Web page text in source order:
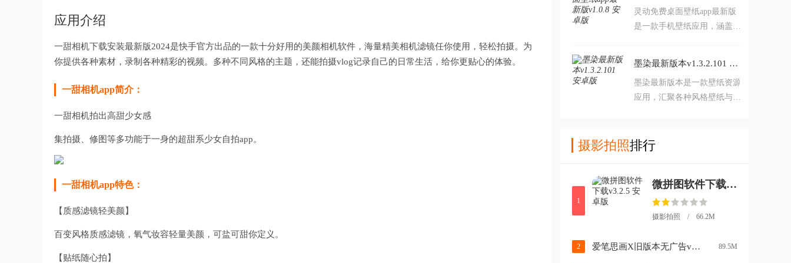
应用介绍
一甜相机下载安装最新版2024是快手官方出品的一款十分好用的美颜相机软件，海量精美相机滤镜任你使用，轻松拍摄。为
你提供各种素材，录制各种精彩的视频。多种不同风格的主题，还能拍摄vlog记录自己的日常生活，给你更贴心的体验。
一甜相机app简介：
一甜相机拍出高甜少女感
集拍摄、修图等多功能于一身的超甜系少女自拍app。
一甜相机app特色：
【质感滤镜轻美颜】
百变风格质感滤镜，氧气妆容轻量美颜，可盐可甜你定义。
【贴纸随心拍】
片。一甜相机2023免费最新版
简介：一甜相机拍出高甜少女
身的超甜系少女自拍app。一
灵动免费桌面壁纸app最新版
是一款手机壁纸应用，涵盖风
用，让手机页面更加特别。免
费壁纸，高清无水印，你的手
机美化好帮手！海量资源，一
墨染最新版本v1.3.2.101 安卓版
墨染最新版本是一款壁纸资源
应用，汇聚各种风格壁纸与动
多样，你的手机美化神器！动
朋友快来下载使用吧！
摄影拍照排行
1
微拼图软件下载v3.2.5 安卓版
摄影拍照 / 66.2M
2 爱笔思画X旧版本无广告v14.0.1 安卓版 89.5M